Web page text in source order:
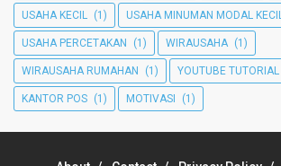
USAHA KECIL (1) USAHA MINUMAN MODAL KECIL
USAHA PERCETAKAN (1) WIRAUSAHA (1)
WIRAUSAHA RUMAHAN (1) YOUTUBE TUTORIAL
KANTOR POS (1) MOTIVASI (1)